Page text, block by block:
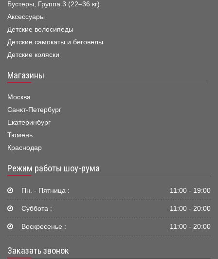
Бустеры, Группа 3 (22–36 кг)
Аксессуары
Детские велосипеды
Детские самокаты и беговелы
Детские коляски
Магазины
Москва
Санкт-Петербург
Екатеринбург
Тюмень
Краснодар
Режим работы шоу-рума
Пн. - Пятница : 11:00 - 19:00
Суббота : 11:00 - 20:00
Воскресенье : 11:00 - 20:00
Заказать звонок